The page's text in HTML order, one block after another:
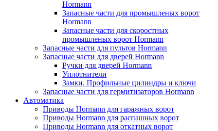
Hormann
Запасные части для промышленых ворот
Hormann
Запасные части для скоростных
промышленых ворот Hormann
Запасные части для пультов Hormann
Запасные части для дверей Hormann
Ручки для дверей Hormann
Уплотнители
Замки. Профильные цилиндры и ключи
Запасные части для гермитизаторов Hormann
Автоматика
Приводы Hormann для гаражных ворот
Приводы Hormann для распашных ворот
Приводы Hormann для откатных ворот